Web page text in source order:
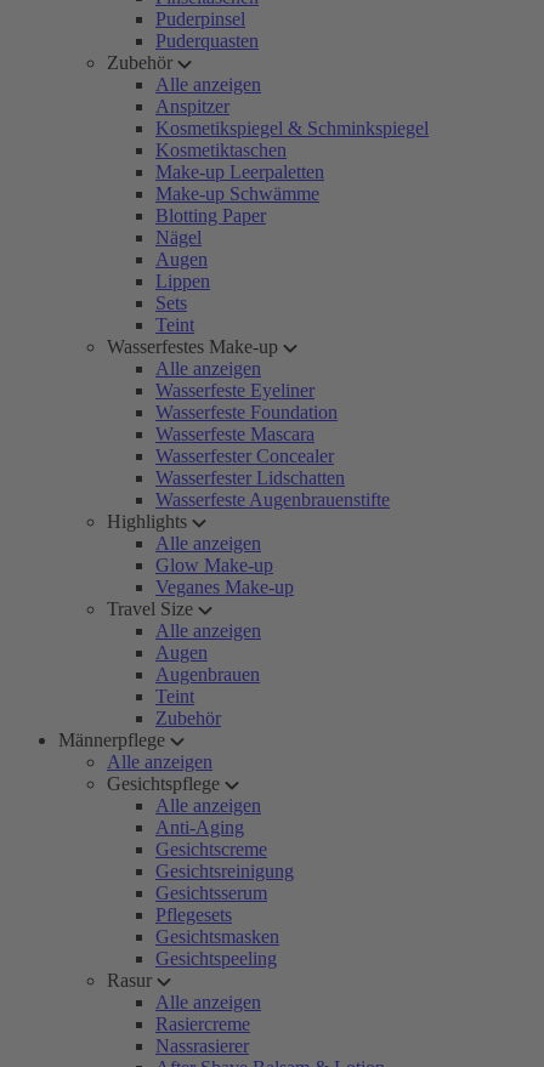
Puderpinsel
Puderquasten
Zubehör
Alle anzeigen
Anspitzer
Kosmetikspiegel & Schminkspiegel
Kosmetiktaschen
Make-up Leerpaletten
Make-up Schwämme
Blotting Paper
Nägel
Augen
Lippen
Sets
Teint
Wasserfestes Make-up
Alle anzeigen
Wasserfeste Eyeliner
Wasserfeste Foundation
Wasserfeste Mascara
Wasserfester Concealer
Wasserfester Lidschatten
Wasserfeste Augenbrauenstifte
Highlights
Alle anzeigen
Glow Make-up
Veganes Make-up
Travel Size
Alle anzeigen
Augen
Augenbrauen
Teint
Zubehör
Männerpflege
Alle anzeigen
Gesichtspflege
Alle anzeigen
Anti-Aging
Gesichtscreme
Gesichtsreinigung
Gesichtsserum
Pflegesets
Gesichtsmasken
Gesichtspeeling
Rasur
Alle anzeigen
Rasiercreme
Nassrasierer